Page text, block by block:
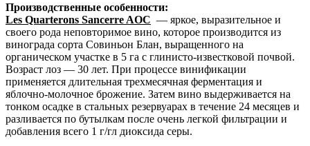
Производственные особенности:
Les Quarterons Sancerre AOC — яркое, выразительное и
своего рода неповторимое вино, которое производится из
винограда сорта Совиньон Блан, выращенного на
органическом участке в 5 га с глинисто-известковой почвой.
Возраст лоз — 30 лет. При процессе винификации
применяется длительная трехмесячная ферментация и
яблочно-молочное брожение. Затем вино выдерживается на
тонком осадке в стальных резервуарах в течение 24 месяцев и
разливается по бутылкам после очень легкой фильтрации и
добавления всего 1 г/гл диоксида серы.